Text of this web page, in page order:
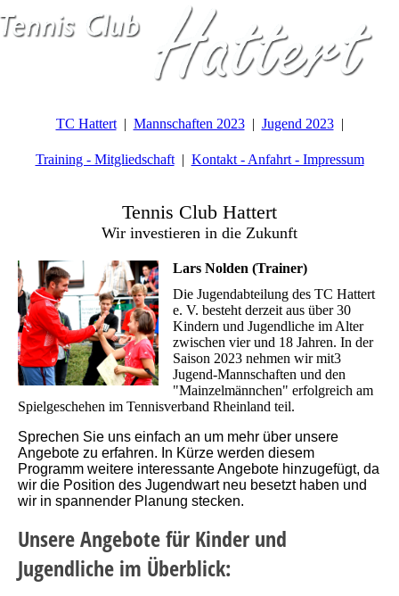
TC Hattert Mannschaften 2023 Jugend 2023
Training - Mitgliedschaft Kontakt - Anfahrt - Impressum
Tennis Club Hattert
Wir investieren in die Zukunft
Lars Nolden (Trainer)
Die Jugendabteilung des TC Hattert
e. V. besteht derzeit aus über 30
Kindern und Jugendliche im Alter
zwischen vier und 18 Jahren. In der
Saison 2023 nehmen wir mit3
Jugend-Mannschaften und den
"Mainzelmännchen" erfolgreich am
Spielgeschehen im Tennisverband Rheinland teil.
Sprechen Sie uns einfach an um mehr über unsere
Angebote zu erfahren. In Kürze werden diesem
Programm weitere interessante Angebote hinzugefügt, da
wir die Position des Jugendwart neu besetzt haben und
wir in spannender Planung stecken.
Unsere Angebote für Kinder und
Jugendliche im Überblick: